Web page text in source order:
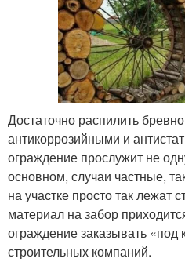
Достаточно распилить
антикоррозийными и
ограждение прослужит не
основном, случаи частные,
на участке просто так
материал на забор
ограждение заказывать «под
строительных компаний.